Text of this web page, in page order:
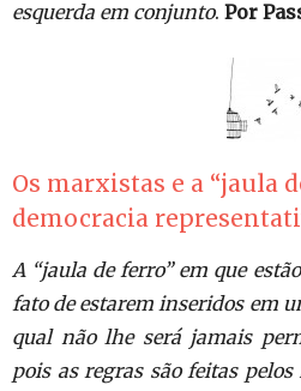
esquerda em conjunto. Por
Os marxistas e a “jaula
democracia
A “jaula de ferro” em que
fato de estarem inseridos em
qual não lhe será jamais
pois as regras são feitas